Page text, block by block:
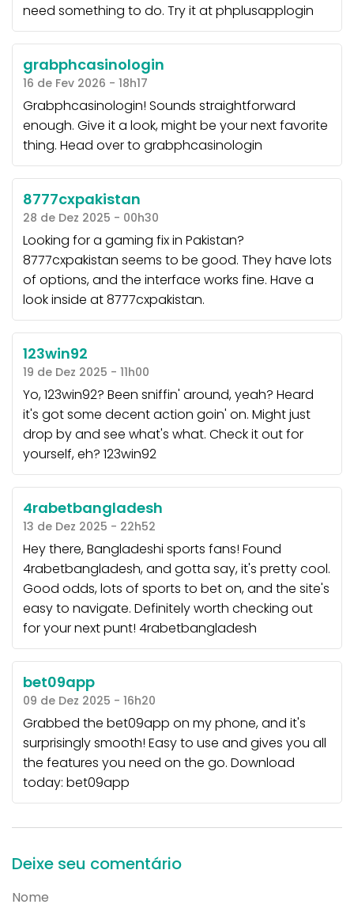
need something to do. Try it atphplusapplogin
grabphcasinologin
16 de Fev 2026 - 18h17
Grabphcasinologin! Sounds straightforward
enough. Give it a look, might be your next favorite
thing. Head over to grabphcasinologin
8777cxpakistan
28 de Dez 2025 - 00h30
Looking for a gaming fix in Pakistan?
8777cxpakistan seems to be good. They have lots
of options, and the interface works fine. Have a
look inside at8777cxpakistan.
123win92
19 de Dez 2025 - 11h00
Yo, 123win92? Been sniffin' around, yeah? Heard
it's got some decent action goin' on. Might just
drop by and see what's what. Check it out for
yourself, eh? 123win92
4rabetbangladesh
13 de Dez 2025 - 22h52
Hey there, Bangladeshi sports fans! Found
4rabetbangladesh, and gotta say, it's pretty cool.
Good odds, lots of sports to bet on, and the site's
easy to navigate. Definitely worth checking out
for your next punt! 4rabetbangladesh
bet09app
09 de Dez 2025 - 16h20
Grabbed the bet09app on my phone, and it's
surprisingly smooth! Easy to use and gives you all
the features you need on the go. Download
today: bet09app
Deixe seu comentário